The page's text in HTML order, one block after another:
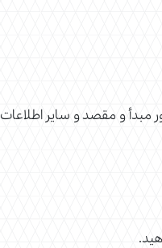
مبدأ و مقصد و سایر اطلاعات